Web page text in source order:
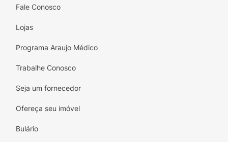
Fale Conosco
Lojas
Programa Araujo Médico
Trabalhe Conosco
Seja um fornecedor
Ofereça seu imóvel
Bulário